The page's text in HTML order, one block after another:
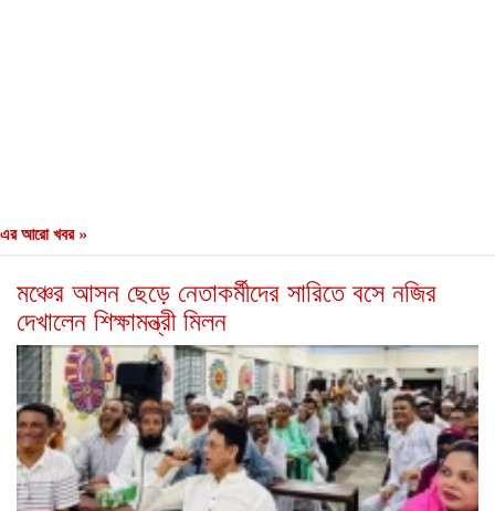
এর আরো খবর »
মঞ্চের আসন ছেড়ে নেতাকর্মীদের সারিতে বসে নজির
দেখালেন শিক্ষামন্ত্রী মিলন